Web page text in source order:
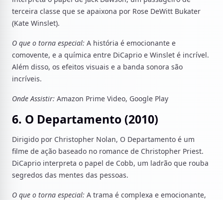
terceira classe que se apaixona por Rose DeWitt Bukater
(Kate Winslet).
O que o torna especial: A história é emocionante e
comovente, e a química entre DiCaprio e Winslet é incrível.
Além disso, os efeitos visuais e a banda sonora são
incríveis.
Onde Assistir: Amazon Prime Video, Google Play
6. O Departamento (2010)
Dirigido por Christopher Nolan, O Departamento é um
filme de ação baseado no romance de Christopher Priest.
DiCaprio interpreta o papel de Cobb, um ladrão que rouba
segredos das mentes das pessoas.
O que o torna especial: A trama é complexa e emocionante,